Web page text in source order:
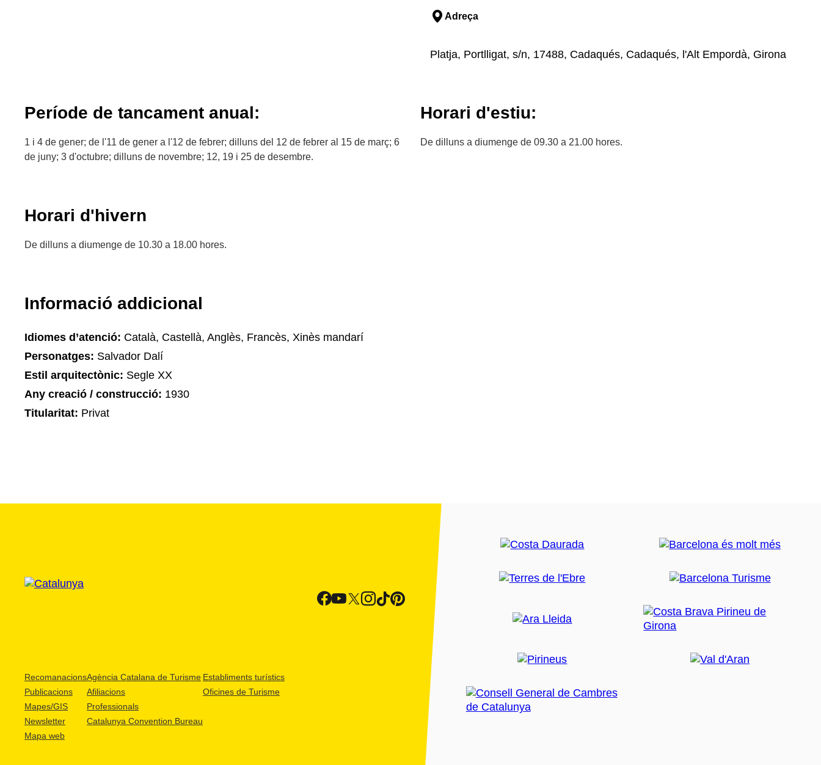
Adreça
Platja, Portlligat, s/n, 17488, Cadaqués, Cadaqués, l'Alt Empordà, Girona
Període de tancament anual:
1 i 4 de gener; de l'11 de gener a l'12 de febrer; dilluns del 12 de febrer al 15 de març; 6
de juny; 3 d'octubre; dilluns de novembre; 12, 19 i 25 de desembre.
Horari d'estiu:
De dilluns a diumenge de 09.30 a 21.00 hores.
Horari d'hivern
De dilluns a diumenge de 10.30 a 18.00 hores.
Informació addicional
Idiomes d’atenció: Català, Castellà, Anglès, Francès, Xinès mandarí
Personatges: Salvador Dalí
Estil arquitectònic: Segle XX
Any creació / construcció: 1930
Titularitat: Privat
Recomanacions
Publicacions
Mapes/GIS
Newsletter
Mapa web
Agència Catalana de Turisme
Afiliacions
Professionals
Catalunya Convention Bureau
Establiments turístics
Oficines de Turisme